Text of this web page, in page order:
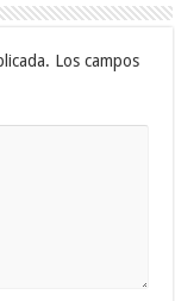
Los campos